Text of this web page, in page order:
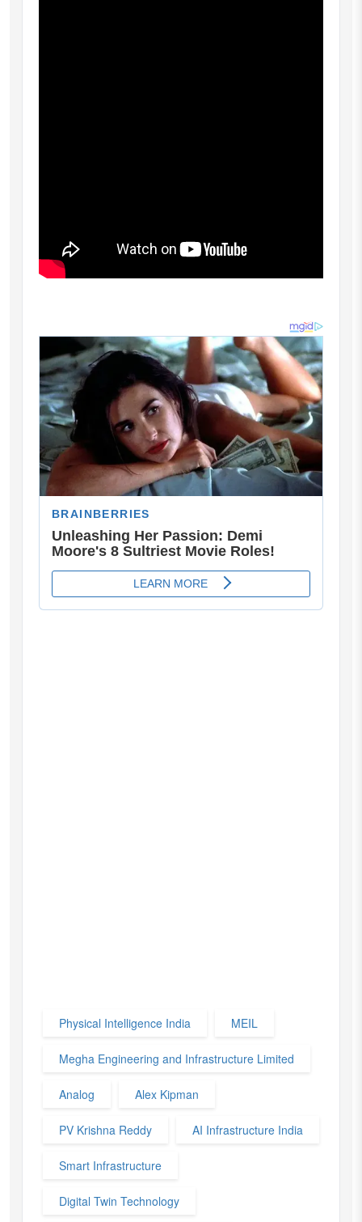
Physical Intelligence India MEIL
Megha Engineering and Infrastructure Limited
Analog Alex Kipman
PV Krishna Reddy AI Infrastructure India
Smart Infrastructure
Digital Twin Technology